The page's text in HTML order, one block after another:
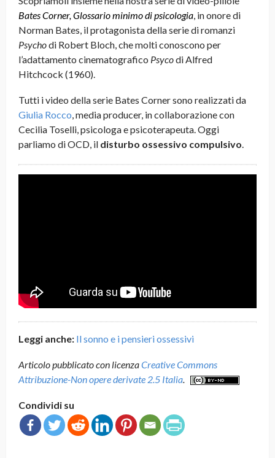
Bates Corner, Glossario minimo di psicologia, in onore di
Norman Bates, il protagonista della serie di romanzi
Psychodi Robert Bloch, che molti conoscono per
l’adattamento cinematografico Psycodi Alfred
Hitchcock (1960).
Tutti i video della serie Bates Corner sono realizzati da
Giulia Rocco, media producer, in collaborazione con
Cecilia Toselli, psicologa e psicoterapeuta. Oggi
parliamo di OCD, il disturbo ossessivo compulsivo.
Leggi anche: Il sonno e i pensieri ossessivi
Articolo pubblicato con licenzaCreative Commons
Attribuzione-Non opere derivate 2.5 Italia
Condividi su